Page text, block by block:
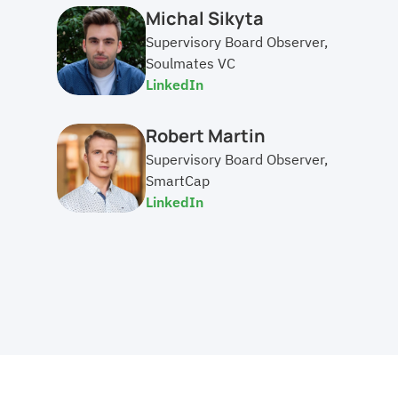
Michal Sikyta
Supervisory Board Observer,
Soulmates VC
LinkedIn
Robert Martin
Supervisory Board Observer,
SmartCap
LinkedIn